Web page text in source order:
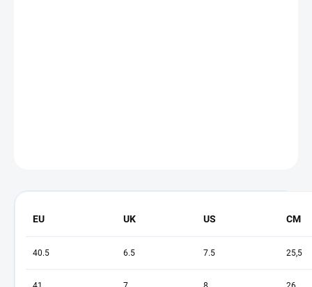
EU UK US CM
40.5 6.5 7.5 25,5